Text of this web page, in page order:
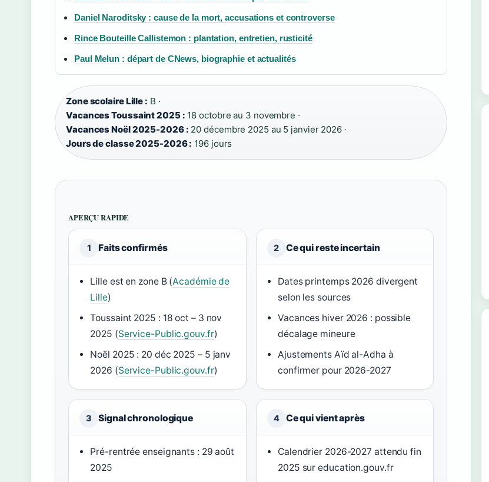
Daniel Naroditsky : cause de la mort, accusations et controverse
Rince Bouteille Callistemon : plantation, entretien, rusticité
Paul Melun : départ de CNews, biographie et actualités
Zone scolaire Lille : B ·
Vacances Toussaint 2025 : 18 octobre au 3 novembre ·
Vacances Noël 2025-2026 : 20 décembre 2025 au 5 janvier 2026 ·
Jours de classe 2025-2026 : 196 jours
APERÇU RAPIDE
1 Faits confirmés
Lille est en zone B (Académie de
Lille)
Toussaint 2025 : 18 oct – 3 nov
2025 (Service-Public.gouv.fr)
Noël 2025 : 20 déc 2025 – 5 janv
2026 (Service-Public.gouv.fr)
2 Ce qui reste incertain
Dates printemps 2026 divergent
selon les sources
Vacances hiver 2026 : possible
décalage mineure
Ajustements Aïd al-Adha à
confirmer pour 2026-2027
3 Signal chronologique
Pré-rentrée enseignants : 29 août
2025
4 Ce qui vient après
Calendrier 2026-2027 attendu fin
2025 sur education.gouv.fr